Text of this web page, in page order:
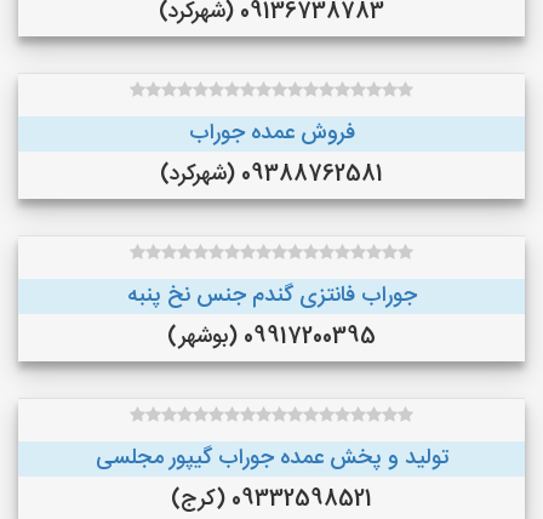
09136738783 (شهرکرد)
فروش عمده جوراب
09388762581 (شهرکرد)
جوراب فانتزی گندم جنس نخ پنبه
09917200395 (بوشهر)
تولید و پخش عمده جوراب گیپور مجلسی
09332598521 (کرج)